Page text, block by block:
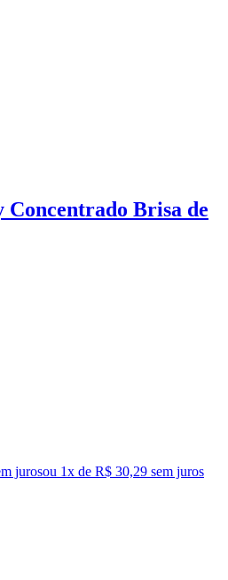
Concentrado Brisa de
jurosou 1x de R$ 30,29 sem juros